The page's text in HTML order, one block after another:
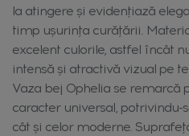
la atingere și evidențiază
timp ușurința curățării.
excelent culorile, astfel încât
intensă și atractivă vizual pe
Vaza bej Ophelia se remarcă
caracter universal, potrivindu-
cât și celor moderne.